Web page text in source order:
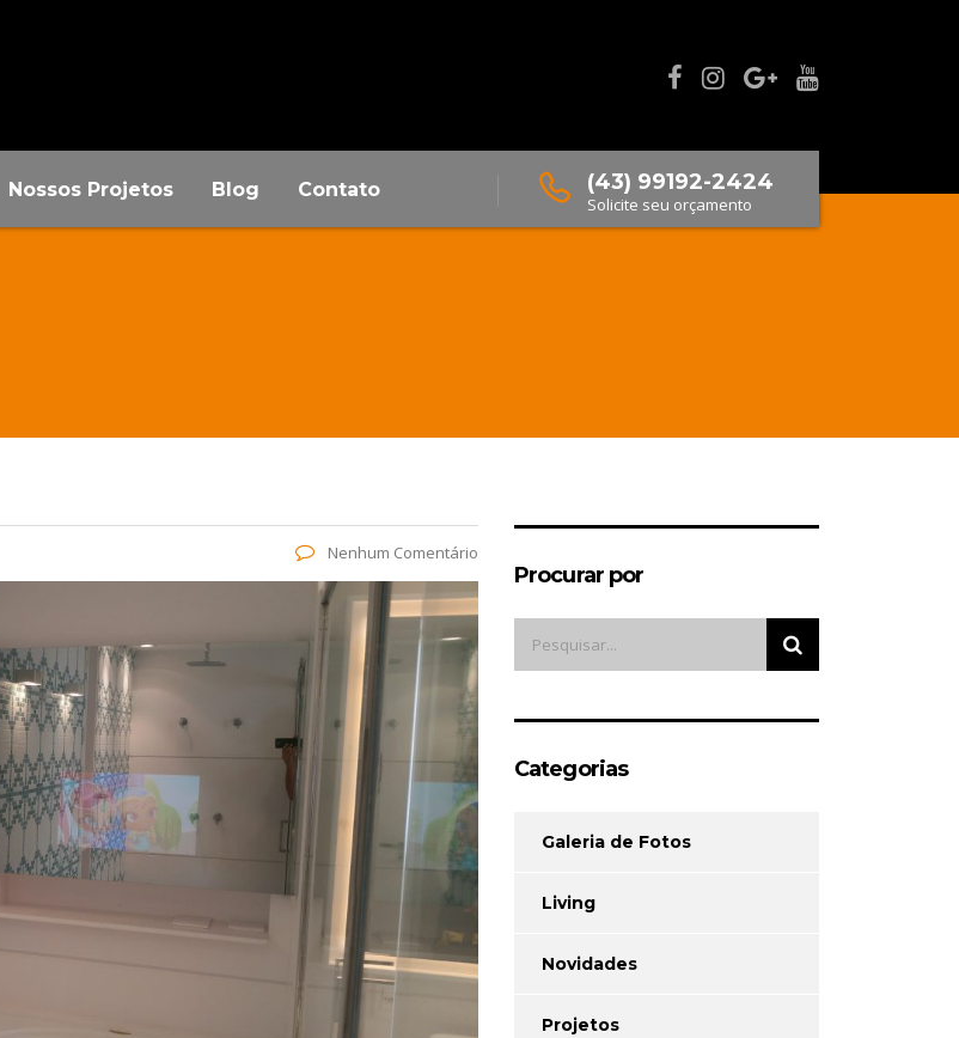
Nossos Projetos Blog Contato (43) 99192-2424
Solicite seu orçamento
Nenhum Comentário
Procurar por
Categorias
Galeria de Fotos
Living
Novidades
Projetos